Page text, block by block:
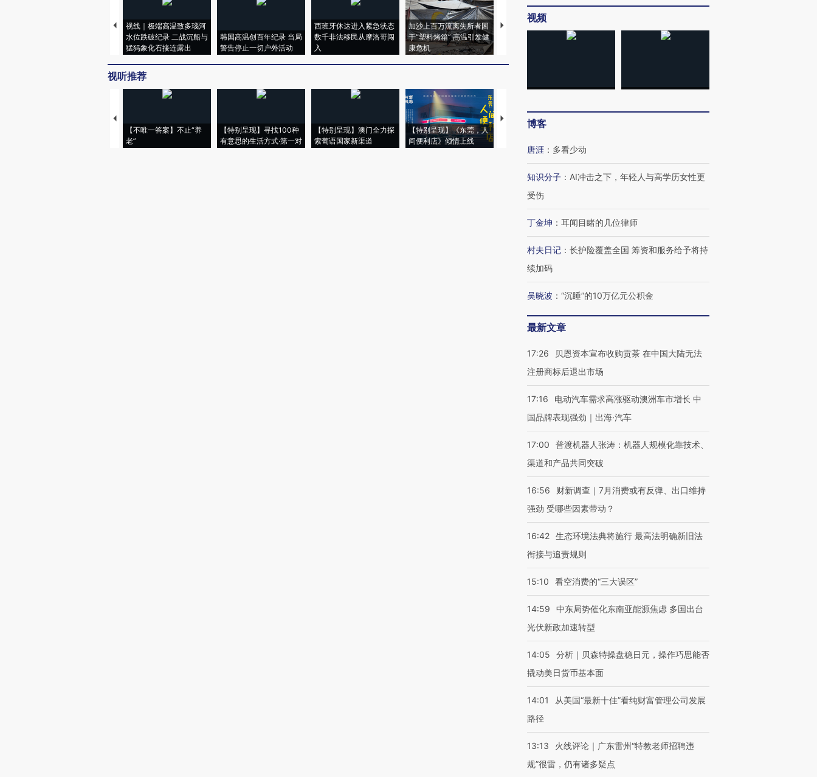
视线｜极端高温致多瑙河
水位跌破纪录 二战沉船与
猛犸象化石接连露出
韩国高温创百年纪录 当局
警告停止一切户外活动
西班牙休达进入紧急状态
数千非法移民从摩洛哥闯
入
加沙上百万流离失所者困
于“塑料烤箱” 高温引发健
康危机
马航飞行员跨国走私7万
粒摇头丸 尿检体内含3种
术：是什么让中产们甘
视听推荐
【不唯一答案】不止“养
老”
【特别呈现】寻找100种
有意思的生活方式·第一对
【特别呈现】澳门全力探
索葡语国家新渠道
【特别呈现】《东莞，人
间便利店》倾情上线
【推广】走进第四届链博
会，让数智科技“链”接产
视频
博客
唐涯 ： 多看少动
知识分子 ： AI冲击之下，年轻人与高学历女性更
受伤
丁金坤 ： 耳闻目睹的几位律师
村夫日记 ： 长护险覆盖全国 筹资和服务给予将持
续加码
吴晓波 ： “沉睡”的10万亿元公积金
最新文章
17:26
贝恩资本宣布收购贡茶 在中国大陆无法
注册商标后退出市场
17:16
电动汽车需求高涨驱动澳洲车市增长 中
国品牌表现强劲｜出海·汽车
17:00
普渡机器人张涛：机器人规模化靠技术、
渠道和产品共同突破
16:56
财新调查｜7月消费或有反弹、出口维持
强劲 受哪些因素带动？
16:42 生态环境法典将施行 最高法明确新旧法
衔接与追责规则
15:10 看空消费的“三大误区”
14:59
中东局势催化东南亚能源焦虑 多国出台
光伏新政加速转型
14:05
分析｜贝森特操盘稳日元，操作巧思能否
撬动美日货币基本面
14:01
从美国“最新十佳”看纯财富管理公司发展
路径
13:13
火线评论｜广东雷州“特教老师招聘违
规”很雷，仍有诸多疑点